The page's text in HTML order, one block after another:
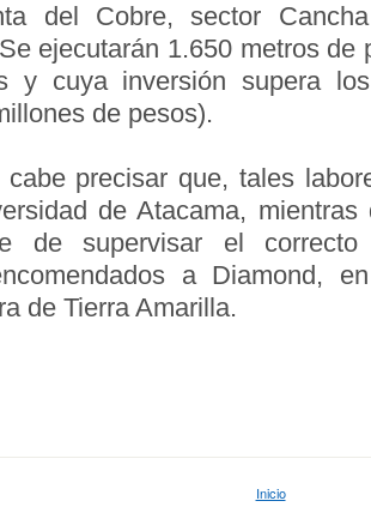
del Cobre, sector
ejecutarán 1.650 metros de
y cuya inversión supera los
de pesos).
cabe precisar que, tales
de Atacama,
de supervisar el
a Diamond,
de Tierra Amarilla.
Inicio